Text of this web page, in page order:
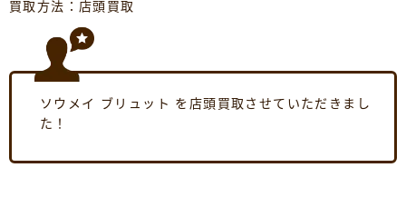
買取方法：店頭買取
ソウメイ ブリュット を店頭買取させていただきまし
た！